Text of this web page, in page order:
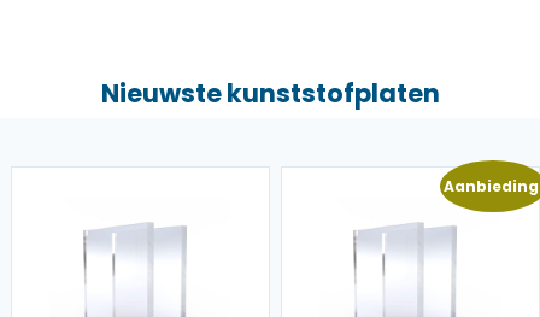
Nieuwste kunststofplaten